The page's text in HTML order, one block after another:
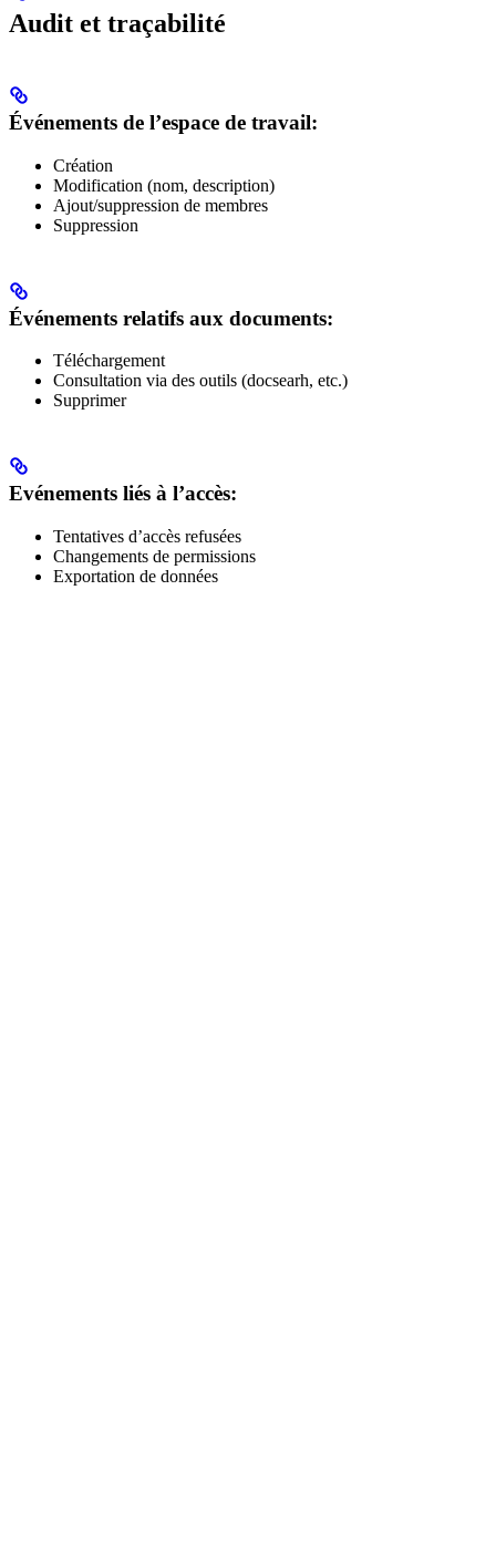
Audit et traçabilité
Événements de l’espace de travail:
Création
Modification (nom, description)
Ajout/suppression de membres
Suppression
Événements relatifs aux documents:
Téléchargement
Consultation via des outils (docsearh, etc.)
Supprimer
Evénements liés à l’accès:
Tentatives d’accès refusées
Changements de permissions
Exportation de données